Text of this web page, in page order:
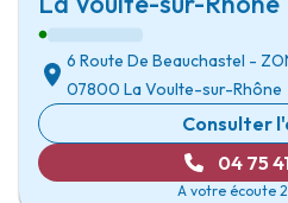
6 Route De Beauchastel -
07800 La Voulte-sur-Rhône
Consulter
04 75
A votre écoute